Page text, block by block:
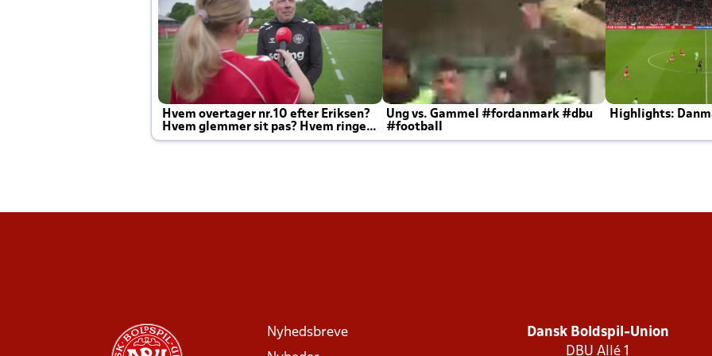
Hvem overtager nr.10 efter Eriksen?
Hvem glemmer sit pas? Hvem ringer
Joachim altid til efter kampe?
Ung vs. Gammel #fordanmark #dbu
#football
Highlights:
Nyhedsbreve
Dansk Boldspil-Union
DBU Allé 1